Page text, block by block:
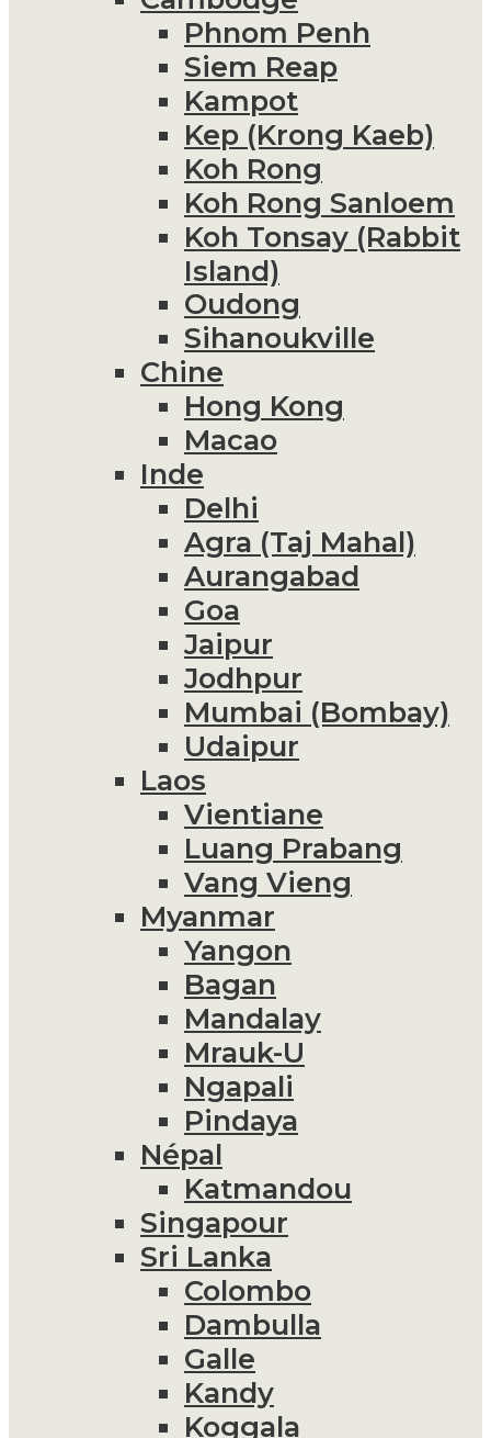
Phnom Penh
Siem Reap
Kampot
Kep (Krong Kaeb)
Koh Rong
Koh Rong Sanloem
Koh Tonsay (Rabbit
Island)
Oudong
Sihanoukville
Chine
Hong Kong
Macao
Inde
Delhi
Agra (Taj Mahal)
Aurangabad
Goa
Jaipur
Jodhpur
Mumbai (Bombay)
Udaipur
Laos
Vientiane
Luang Prabang
Vang Vieng
Myanmar
Yangon
Bagan
Mandalay
Mrauk-U
Ngapali
Pindaya
Népal
Katmandou
Singapour
Sri Lanka
Colombo
Dambulla
Galle
Kandy
Koggala